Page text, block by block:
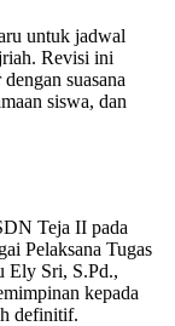
untuk jadwal
Revisi ini
suasana
siswa, dan
Teja II pada
Pelaksana Tugas
Ely Sri, S.Pd.,
kepada
definitif.